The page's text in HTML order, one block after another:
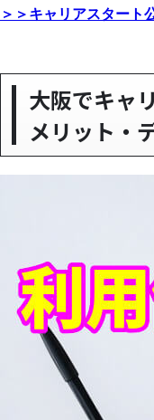
＞＞キャリアスタート
大阪でキャ
メリット・